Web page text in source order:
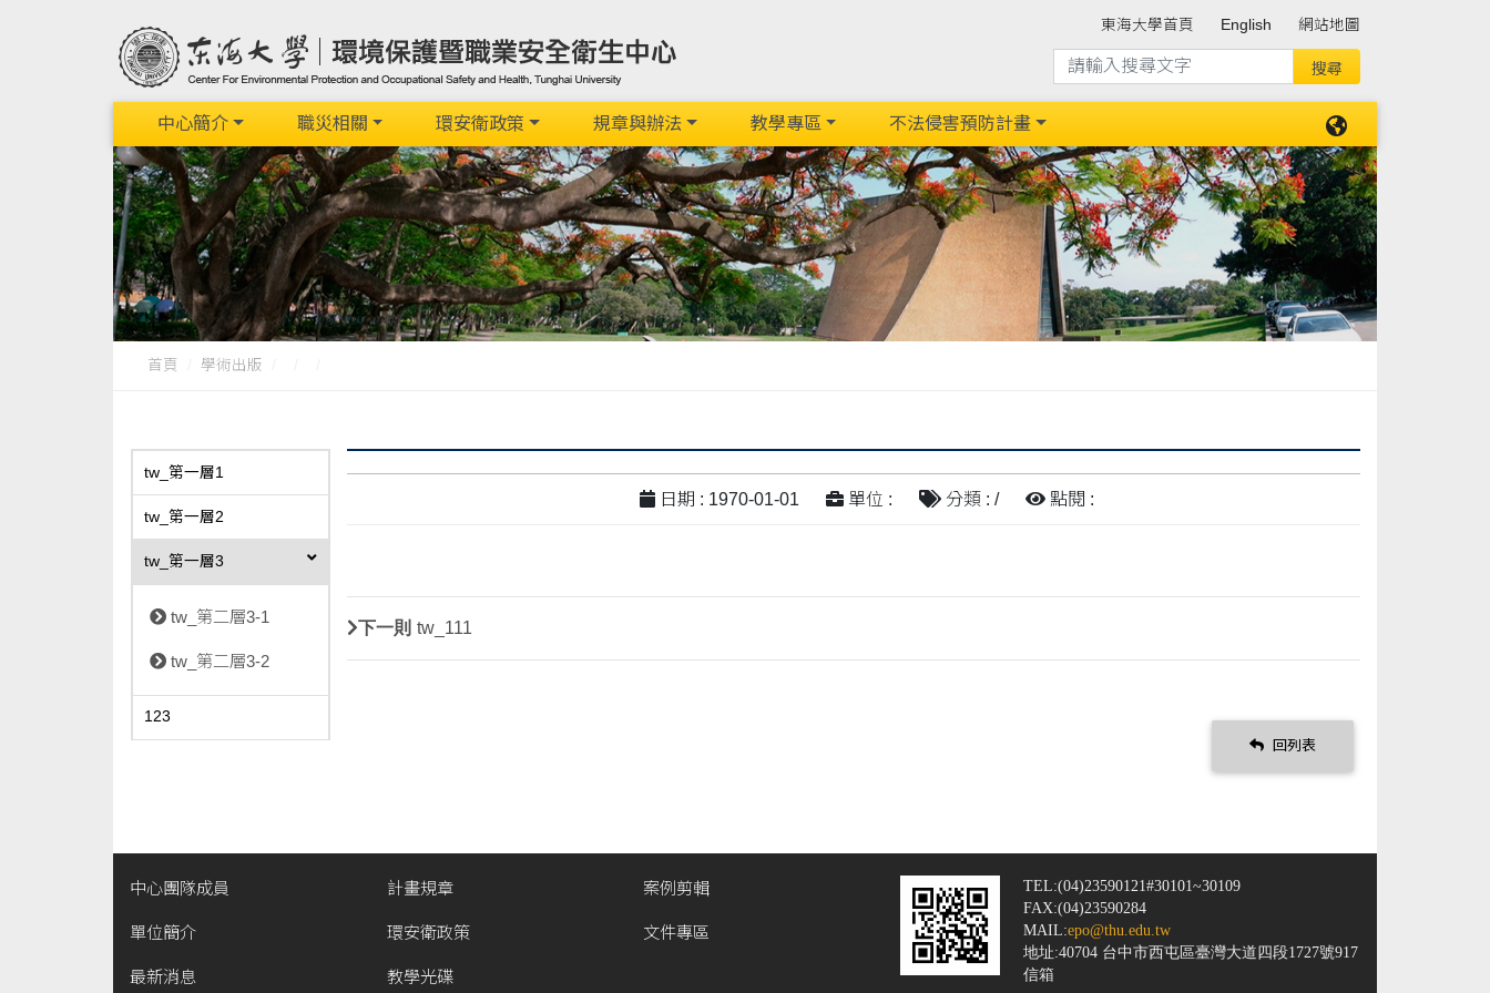
東海大學首頁 English 網站地圖
中心簡介 職災相關 環安衛政策 規章與辦法 教學專區 不法侵害預防計畫
首頁 學術出版
tw_第一層1
tw_第一層2
tw_第一層3
tw_第二層3-1
tw_第二層3-2
123
日期 : 1970-01-01 單位 : 分類 : / 點閱 :
下一則 tw_111
回列表
中心團隊成員
單位簡介
最新消息
計畫規章
環安衛政策
教學光碟
案例剪輯
文件專區
TEL:(04)23590121#30101~30109
FAX:(04)23590284
MAIL:epo@thu.edu.tw
地址:40704 台中市西屯區臺灣大道四段1727號917
信箱